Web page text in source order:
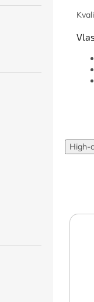
High-